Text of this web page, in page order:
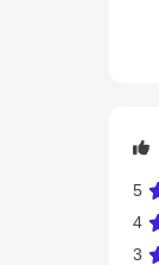
5
4
3